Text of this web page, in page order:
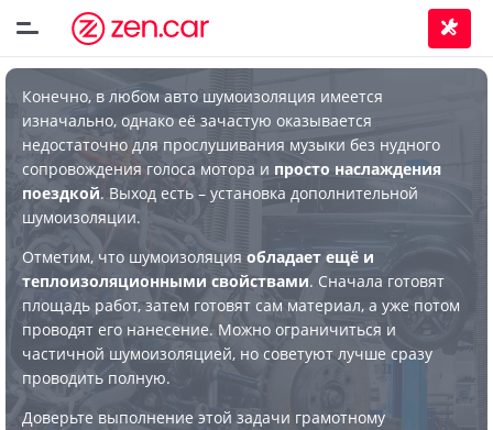
Конечно, в любом авто шумоизоляция имеется
изначально, однако её зачастую оказывается
недостаточно для прослушивания музыки без нудного
сопровождения голоса мотора и просто наслаждения
поездкой. Выход есть – установка дополнительной
шумоизоляции.
Отметим, что шумоизоляция обладает ещё и
теплоизоляционными свойствами. Сначала готовят
площадь работ, затем готовят сам материал, а уже потом
проводят его нанесение. Можно ограничиться и
частичной шумоизоляцией, но советуют лучше сразу
проводить полную.
Доверьте выполнение этой задачи грамотному